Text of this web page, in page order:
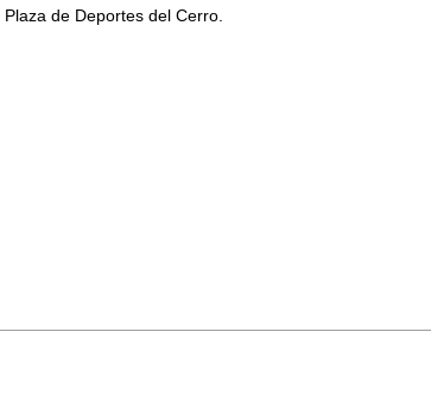
Plaza de Deportes del Cerro.